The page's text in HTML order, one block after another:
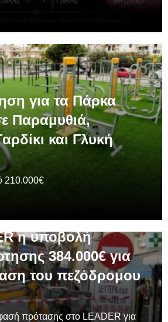
για τα Πάρκα
Παραμυθιά,
και Γλυκή
210.000€
η υποβολή
384.000€ για
του πεζόδρομου
πρότασης στο LEADER για